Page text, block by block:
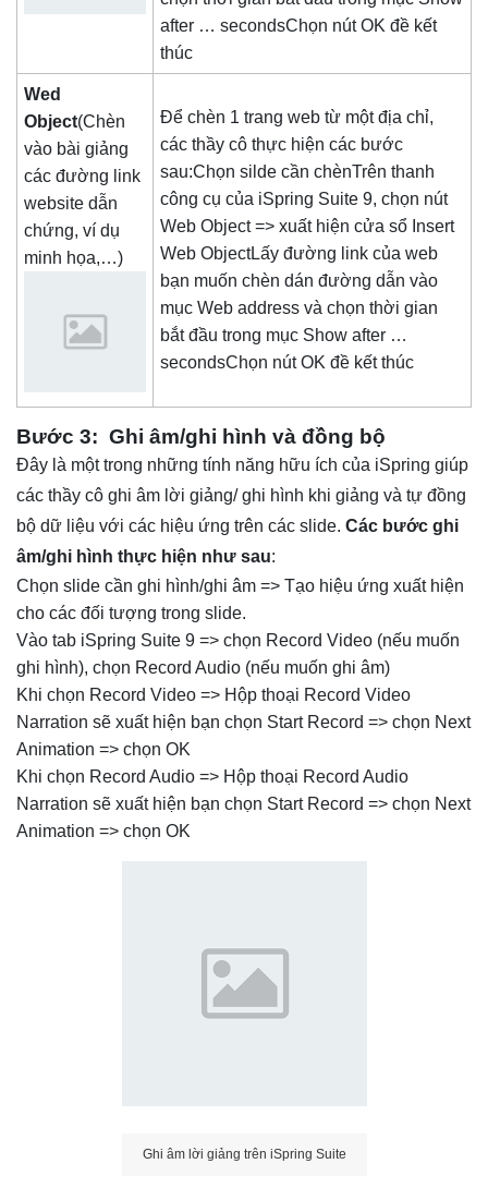
after … secondsChọn nút OK đề kết
thúc
Wed
Object(Chèn
vào bài giảng
các đường link
website dẫn
chứng, ví dụ
minh họa,…)
Để chèn 1 trang web từ một địa chỉ,
các thầy cô thực hiện các bước
sau:Chọn silde cần chènTrên thanh
công cụ của iSpring Suite 9, chọn nút
Web Object => xuất hiện cửa sổ Insert
Web ObjectLấy đường link của web
bạn muốn chèn dán đường dẫn vào
mục Web address và chọn thời gian
bắt đầu trong mục Show after …
secondsChọn nút OK đề kết thúc
Bước 3: Ghi âm/ghi hình và đồng bộ
Đây là một trong những tính năng hữu ích của iSpring giúp
các thầy cô ghi âm lời giảng/ ghi hình khi giảng và tự đồng
bộ dữ liệu với các hiệu ứng trên các slide. Các bước ghi
âm/ghi hình thực hiện như sau:
Chọn slide cần ghi hình/ghi âm => Tạo hiệu ứng xuất hiện
cho các đối tượng trong slide.
Vào tab iSpring Suite 9 => chọn Record Video (nếu muốn
ghi hình), chọn Record Audio (nếu muốn ghi âm)
Khi chọn Record Video => Hộp thoại Record Video
Narration sẽ xuất hiện bạn chọn Start Record => chọn Next
Animation => chọn OK
Khi chọn Record Audio => Hộp thoại Record Audio
Narration sẽ xuất hiện bạn chọn Start Record => chọn Next
Animation => chọn OK
Ghi âm lời giảng trên iSpring Suite